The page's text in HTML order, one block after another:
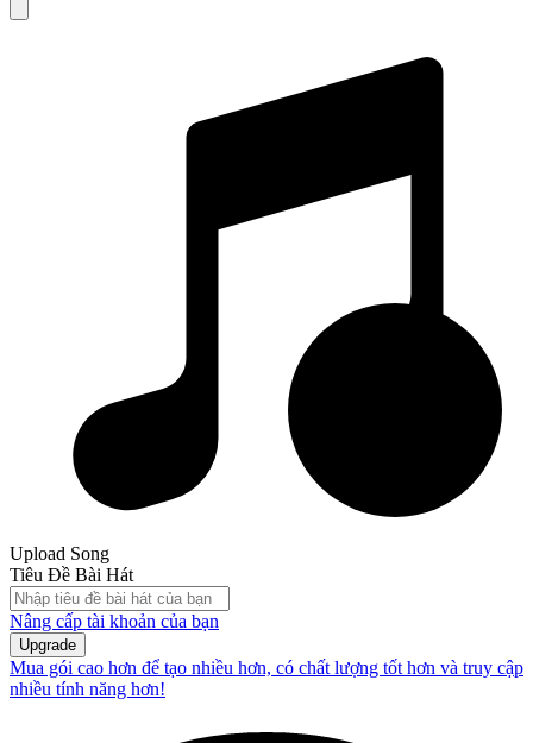
Upload Song
Tiêu Đề Bài Hát
Nâng cấp tài khoản của bạn
Upgrade
Mua gói cao hơn để tạo nhiều hơn, có chất lượng tốt hơn và truy cập
nhiều tính năng hơn!